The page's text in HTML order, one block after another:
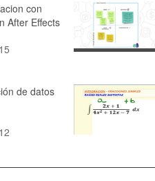
Design
Tools.
Proposition
2:24 · 2023
método
Simples,